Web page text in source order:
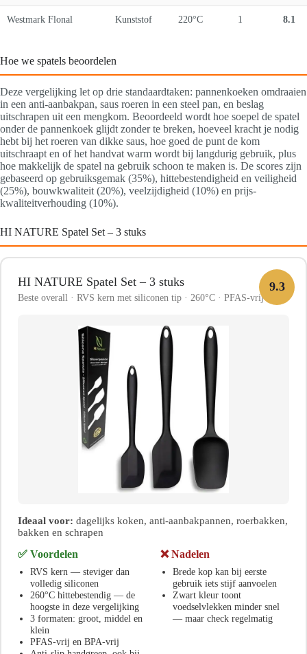
Westmark Flonal Kunststof 220°C 1 8.1
Hoe we spatels beoordelen
Deze vergelijking let op drie standaardtaken: pannenkoeken omdraaien
in een anti-aanbakpan, saus roeren in een steel pan, en beslag
uitschrapen uit een mengkom. Beoordeeld wordt hoe soepel de spatel
onder de pannenkoek glijdt zonder te breken, hoeveel kracht je nodig
hebt bij het roeren van dikke saus, hoe goed de punt de kom
uitschraapt en of het handvat warm wordt bij langdurig gebruik, plus
hoe makkelijk de spatel na gebruik schoon te maken is. De scores zijn
gebaseerd op gebruiksgemak (35%), hittebestendigheid en veiligheid
(25%), bouwkwaliteit (20%), veelzijdigheid (10%) en prijs-
kwaliteitverhouding (10%).
HI NATURE Spatel Set – 3 stuks
9.3
HI NATURE Spatel Set – 3 stuks
Beste overall · RVS kern met siliconen tip · 260°C · PFAS-vrij
Ideaal voor: dagelijks koken, anti-aanbakpannen, roerbakken,
bakken en schrapen
✅ Voordelen
RVS kern — steviger dan
volledig siliconen
260°C hittebestendig — de
hoogste in deze vergelijking
3 formaten: groot, middel en
klein
PFAS-vrij en BPA-vrij
❌ Nadelen
Brede kop kan bij eerste
gebruik iets stijf aanvoelen
Zwart kleur toont
voedselvlekken minder snel
— maar check regelmatig